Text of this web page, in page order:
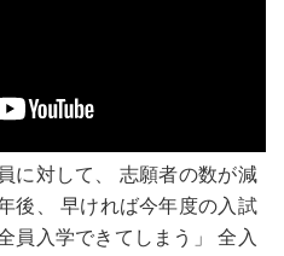
に対して、 志願者の数が減
後、 早ければ今年度の入試
員入学できてしまう」 全入